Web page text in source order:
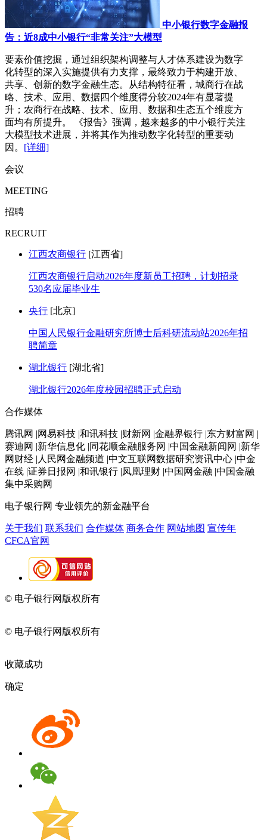
中小银行数字金融报
告：近8成中小银行“非常关注”大模型
要素价值挖掘，通过组织架构调整与人才体系建设为数字
化转型的深入实施提供有力支撑，最终致力于构建开放、
共享、创新的数字金融生态。从结构特征看，城商行在战
略、技术、应用、数据四个维度得分较2024年有显著提
升；农商行在战略、技术、应用、数据和生态五个维度方
面均有所提升。 《报告》强调，越来越多的中小银行关注
大模型技术进展，并将其作为推动数字化转型的重要动
因。 [详细]
会议
MEETING
招聘
RECRUIT
江西农商银行 [江西省]
江西农商银行启动2026年度新员工招聘，计划招录
530名应届毕业生
央行 [北京]
中国人民银行金融研究所博士后科研流动站2026年招
聘简章
湖北银行 [湖北省]
湖北银行2026年度校园招聘正式启动
合作媒体
腾讯网 |网易科技 |和讯科技 |财新网 |金融界银行 |东方财富网 |
赛迪网 |新华信息化 |同花顺金融服务网 |中国金融新闻网 |新华
网财经 |人民网金融频道 |中文互联网数据研究资讯中心 |中金
在线 |证券日报网 |和讯银行 |凤凰理财 |中国网金融 |中国金融
集中采购网
电子银行网 专业领先的新金融平台
关于我们 联系我们 合作媒体 商务合作 网站地图 宣传年
CFCA官网
© 电子银行网版权所有
© 电子银行网版权所有
收藏成功
确定